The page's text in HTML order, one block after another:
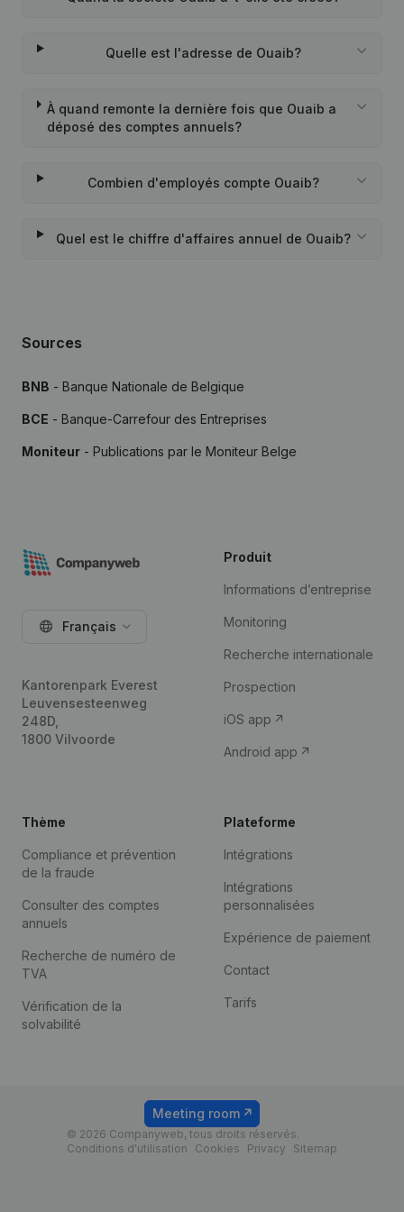
Quelle est l'adresse de Ouaib?
À quand remonte la dernière fois que Ouaib a
déposé des comptes annuels?
Combien d'employés compte Ouaib?
Quel est le chiffre d'affaires annuel de Ouaib?
Sources
BNB - Banque Nationale de Belgique
BCE - Banque-Carrefour des Entreprises
Moniteur - Publications par le Moniteur Belge
Français
Kantorenpark Everest
Leuvensesteenweg
248D,
1800 Vilvoorde
Produit
Informations d’entreprise
Monitoring
Recherche internationale
Prospection
iOS app
Android app
Thème
Compliance et prévention
de la fraude
Consulter des comptes
annuels
Recherche de numéro de
TVA
Vérification de la
solvabilité
Plateforme
Intégrations
Intégrations
personnalisées
Expérience de paiement
Contact
Tarifs
© 2026 Companyweb, tous droits réservés.
Conditions d'utilisation
Cookies Privacy Sitemap
Meeting room